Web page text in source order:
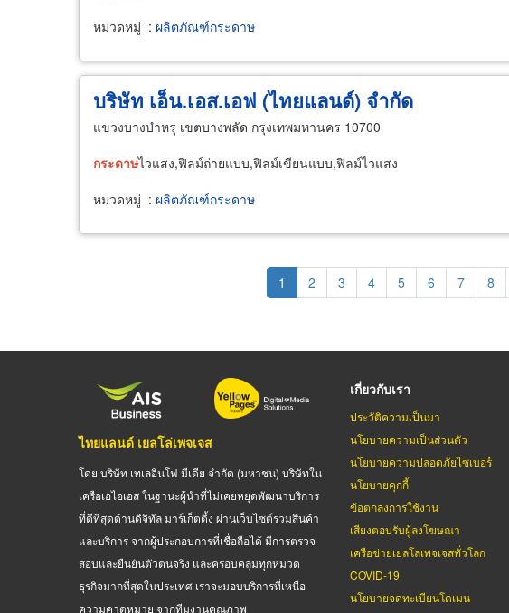
หมวดหมู่ : ผลิตภัณฑ์กระดาษ
บริษัท เอ็น.เอส.เอฟ (ไทยแลนด์) จำกัด
แขวงบางบำหรุ เขตบางพลัด กรุงเทพมหานคร 10700
กระดาษไวแสง,ฟิลม์ถ่ายแบบ,ฟิลม์เขียนแบบ,ฟิลม์ไวแสง
หมวดหมู่ : ผลิตภัณฑ์กระดาษ
Current
page
1 Page
2 Page
3 Page
4 Page
5 Page
6 Page
7 Page
8
ไทยแลนด์ เยลโล่เพจเจส
โดย บริษัท เทเลอินโฟ มีเดีย จำกัด (มหาชน) บริษัทใน
เครือเอไอเอส ในฐานะผู้นำที่ไม่เคยหยุดพัฒนาบริการ
ที่ดีที่สุดด้านดิจิทัล มาร์เก็ตติ้ง ผ่านเว็บไซต์รวมสินค้า
และบริการ จากผู้ประกอบการที่เชื่อถือได้ มีการตรวจ
สอบและยืนยันตัวตนจริง และครอบคลุมทุกหมวด
ธุรกิจมากที่สุดในประเทศ เราจะมอบบริการที่เหนือ
ความคาดหมาย จากทีมงานคุณภาพ
เกี่ยวกับเรา
ประวัติความเป็นมา
นโยบายความเป็นส่วนตัว
นโยบายความปลอดภัยไซเบอร์
นโยบายคุกกี้
ข้อตกลงการใช้งาน
เสียงตอบรับผู้ลงโฆษณา
เครือข่ายเยลโล่เพจเจสทั่วโลก
COVID-19
นโยบายจดทะเบียนโดเมน